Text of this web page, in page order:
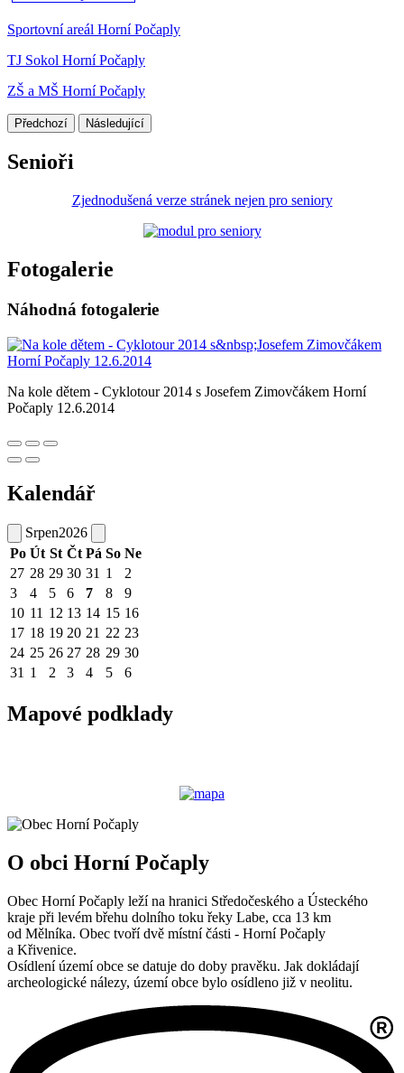
Sportovní areál Horní Počaply
TJ Sokol Horní Počaply
ZŠ a MŠ Horní Počaply
Předchozí Následující
Senioři
Zjednodušená verze stránek nejen pro seniory
Fotogalerie
Náhodná fotogalerie
Na kole dětem - Cyklotour 2014 s Josefem Zimovčákem Horní
Počaply 12.6.2014
Kalendář
Srpen2026
Po Út St Čt Pá So Ne
27 28 29 30 31 1
2
3
4 5 6 7 8
9
10 11 12 13 14 15 16
17 18 19 20 21 22 23
24 25 26 27 28 29 30
31 1 2 3 4 5 6
Mapové podklady
O obci Horní Počaply
Obec Horní Počaply leží na hranici Středočeského a Ústeckého
kraje při levém břehu dolního toku řeky Labe, cca 13 km
od Mělníka. Obec tvoří dvě místní části - Horní Počaply
a Křivenice.
Osídlení území obce se datuje do doby pravěku. Jak dokládají
archeologické nálezy, území obce bylo osídleno již v neolitu.